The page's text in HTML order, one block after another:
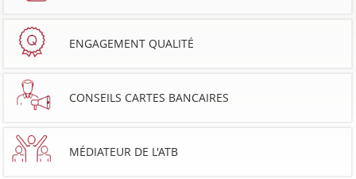
ENGAGEMENT QUALITÉ
CONSEILS CARTES BANCAIRES
MÉDIATEUR DE L'ATB